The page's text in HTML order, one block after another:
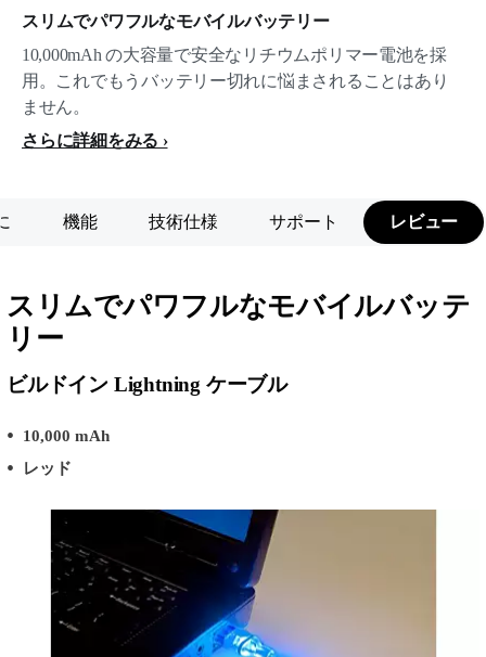
スリムでパワフルなモバイルバッテリー
10,000mAh の大容量で安全なリチウムポリマー電池を採
用。これでもうバッテリー切れに悩まされることはあり
ません。
さらに詳細をみる
機能 技術仕様 サポート レビュー
スリムでパワフルなモバイルバッテ
リー
ビルドイン Lightning ケーブル
10,000 mAh
レッド